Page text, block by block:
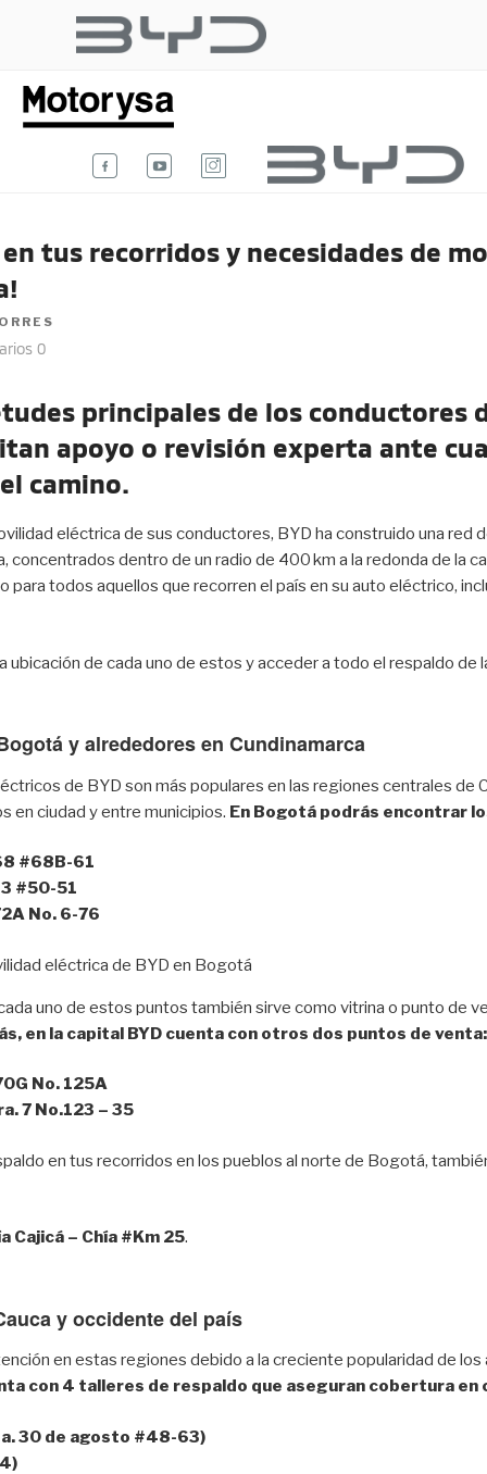
COLOMBIA
en tus recorridos y necesidades de
0
principales de los conductores
apoyo o revisión experta ante
camino.
eléctrica de sus conductores, BYD ha construido una red
concentrados dentro de un radio de 400 km a la redonda de la
para todos aquellos que recorren el país en su auto eléctrico,
ubicación de cada uno de estos y acceder a todo el respaldo de
y alrededores en Cundinamarca
de BYD son más populares en las regiones centrales de
en ciudad y entre municipios. En Bogotá podrás encontrar
#68B-61
#50-51
No. 6-76
uno de estos puntos también sirve como vitrina o punto de
en la capital BYD cuenta con otros dos puntos de venta:
No. 125A
7 No.123 – 35
en tus recorridos en los pueblos al norte de Bogotá,
Cajicá – Chía #Km 25.
y occidente del país
en estas regiones debido a la creciente popularidad de los
con 4 talleres de respaldo que aseguran cobertura en
30 de agosto #48-63)